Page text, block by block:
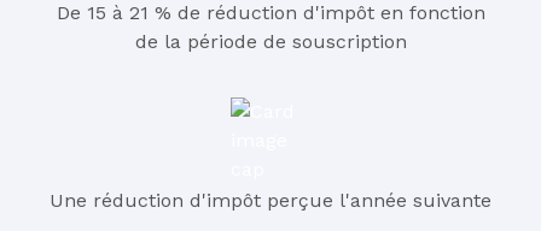
De 15 à 21 % de réduction d'impôt en fonction
de la période de souscription
Une réduction d'impôt perçue l'année suivante